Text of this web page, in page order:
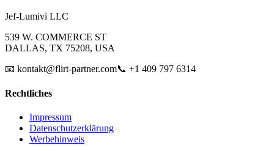
Jef-Lumivi LLC
539 W. COMMERCE ST
DALLAS, TX 75208, USA
📧 kontakt@flirt-partner.com📞 +1 409 797 6314
Rechtliches
Impressum
Datenschutzerklärung
Werbehinweis